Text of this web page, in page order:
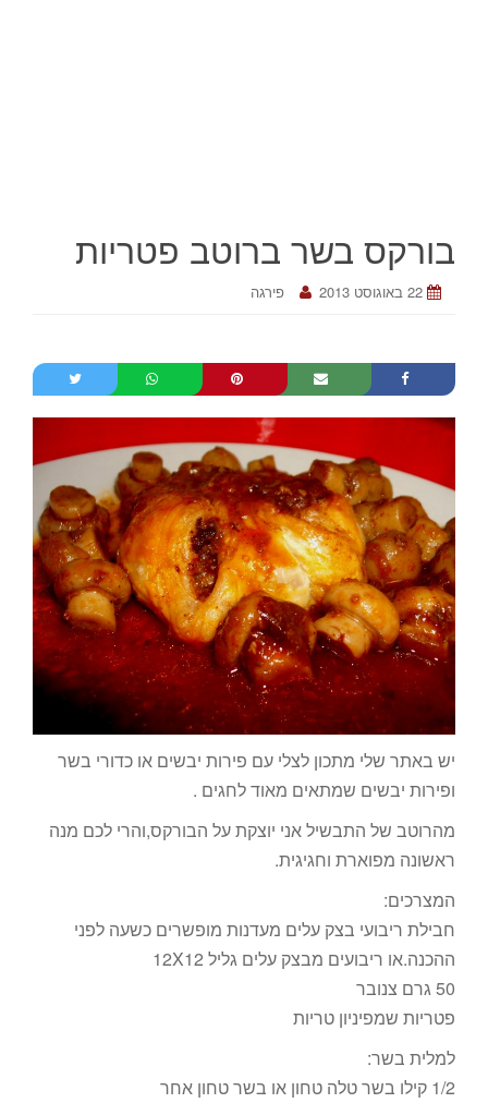
בורקס בשר ברוטב פטריות
22 באוגוסט 2013 פירגה
יש באתר שלי מתכון לצלי עם פירות יבשים או כדורי בשר
ופירות יבשים שמתאים מאוד לחגים .
מהרוטב של התבשיל אני יוצקת על הבורקס,והרי לכם מנה
ראשונה מפוארת וחגיגית.
המצרכים:
חבילת ריבועי בצק עלים מעדנות מופשרים כשעה לפני
ההכנה.או ריבועים מבצק עלים גליל 12X12
50 גרם צנובר
פטריות שמפיניון טריות
למלית בשר:
1/2 קילו בשר טלה טחון או בשר טחון אחר